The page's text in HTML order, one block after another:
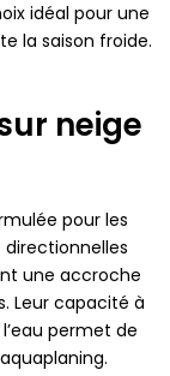
idéal pour une
la saison froide.
neige
pour les
une accroche
Leur capacité à
permet de